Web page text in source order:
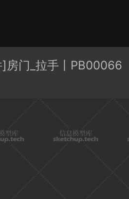
PB3构件 构件 轮廓 免费模型
房门_拉手丨PB00066